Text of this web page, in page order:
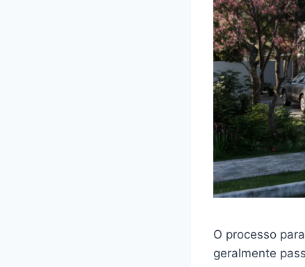
O processo
geralmente